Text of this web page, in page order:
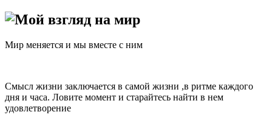
Мой взгляд на мир
Мир меняется и мы вместе с ним
Смысл жизни заключается в самой жизни ,в ритме каждого
дня и часа. Ловите момент и старайтесь найти в нем
удовлетворение